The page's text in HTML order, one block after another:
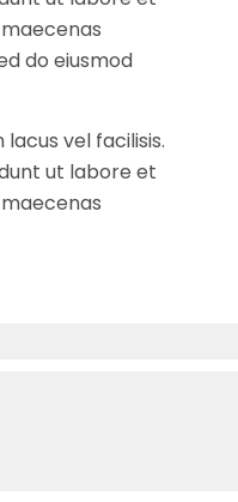
do eiusmod
vel facilisis.
ut labore et